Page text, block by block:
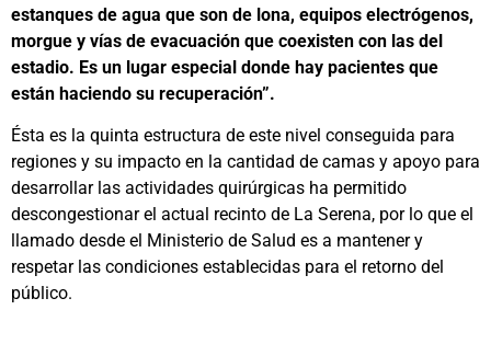
estanques de agua que son de lona, equipos electrógenos,
morgue y vías de evacuación que coexisten con las del
estadio. Es un lugar especial donde hay pacientes que
están haciendo su recuperación”.
Ésta es la quinta estructura de este nivel conseguida para
regiones y su impacto en la cantidad de camas y apoyo para
desarrollar las actividades quirúrgicas ha permitido
descongestionar el actual recinto de La Serena, por lo que el
llamado desde el Ministerio de Salud es a mantener y
respetar las condiciones establecidas para el retorno del
público.